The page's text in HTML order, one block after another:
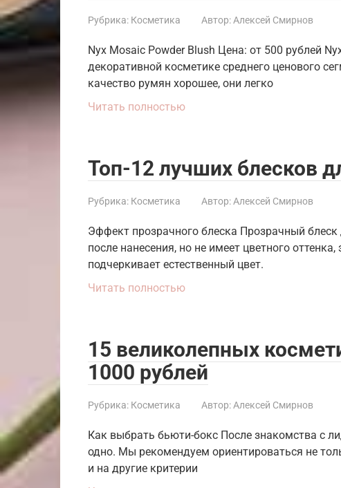
Рубрика: Косметика Автор: Алексей Смирнов
Nyx Mosaic Powder Blush Цена: от 500 рублей
декоративной косметике среднего ценового
качество румян хорошее, они легко
Читать полностью
Топ-12 лучших блесков
Рубрика: Косметика Автор: Алексей Смирнов
Эффект прозрачного блеска Прозрачный
после нанесения, но не имеет цветного
подчеркивает естественный цвет.
Читать полностью
15 великолепных
1000 рублей
Рубрика: Косметика Автор: Алексей Смирнов
Как выбрать бьюти-бокс После знакомства с
одно. Мы рекомендуем ориентироваться не
и на другие критерии